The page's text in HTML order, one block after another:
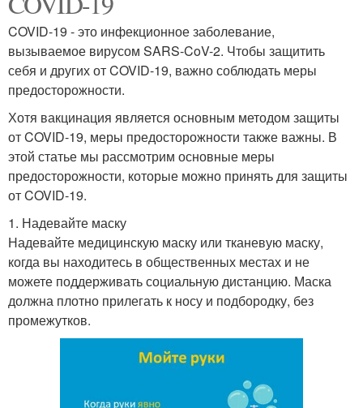
COVID-19 - это инфекционное заболевание,
вызываемое вирусом SARS-CoV-2. Чтобы защитить
себя и других от COVID-19, важно соблюдать меры
предосторожности.
Хотя вакцинация является основным методом защиты
от COVID-19, меры предосторожности также важны. В
этой статье мы рассмотрим основные меры
предосторожности, которые можно принять для защиты
от COVID-19.
1. Надевайте маску
Надевайте медицинскую маску или тканевую маску,
когда вы находитесь в общественных местах и не
можете поддерживать социальную дистанцию. Маска
должна плотно прилегать к носу и подбородку, без
промежутков.